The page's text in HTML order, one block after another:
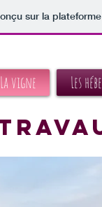
sur la
La vigne Les